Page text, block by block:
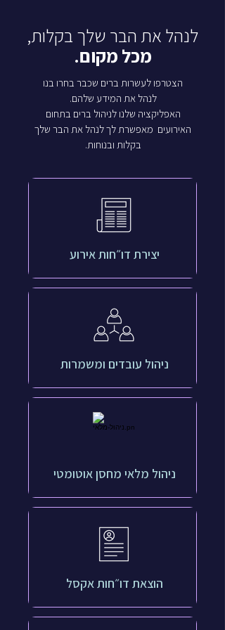
לנהל את הבר שלך בקלות,
מכל מקום.
הצטרפו לעשרות ברים שכבר בחרו בנו
לנהל את המידע שלהם.
האפליקציה שלנו לניהול ברים בתחום
האירועים מאפשרת לך לנהל את הבר שלך
בקלות ובנוחות.
יצירת דו״חות אירוע
ניהול עובדים ומשמרות
ניהול מלאי מחסן אוטומטי
הוצאת דו״חות אקסל